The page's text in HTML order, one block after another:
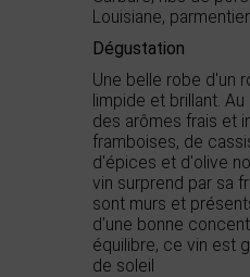
Louisiane,
Dégustation
Une belle robe d'un
limpide et brillant.
des arômes frais et
framboises, de
d'épices et d'olive
vin surprend par sa
sont murs et
d'une bonne
équilibre, ce vin est
de soleil